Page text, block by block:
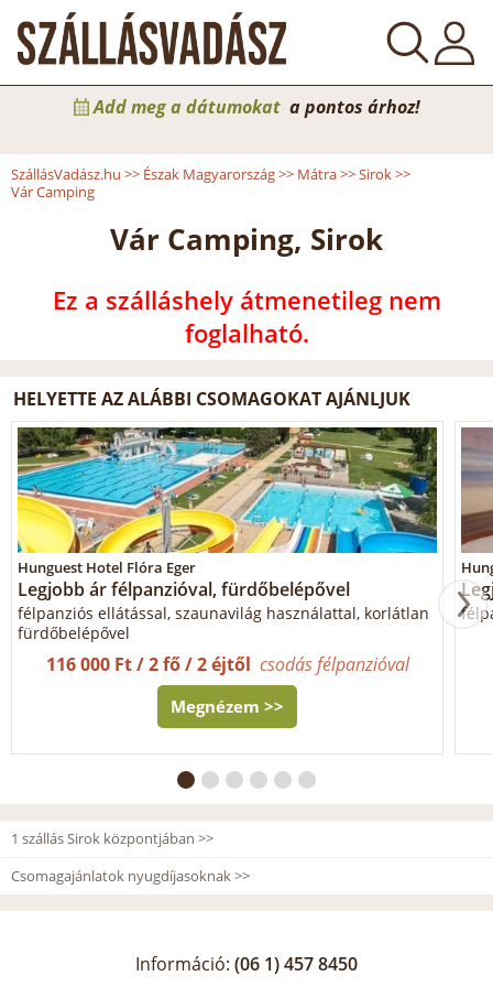
Add meg a dátumokat a pontos árhoz!
SzállásVadász.hu >> Észak Magyarország>> Mátra>>Sirok>>
Vár Camping
Vár Camping, Sirok
Ez a szálláshely átmenetileg nem
foglalható.
HELYETTE AZ ALÁBBI CSOMAGOKAT AJÁNLJUK
Hunguest Hotel Flóra Eger
Legjobb ár félpanzióval, fürdőbelépővel
félpanziós ellátással, szaunavilág használattal, korlátlan
fürdőbelépővel
116 000 Ft / 2 fő / 2 éjtől csodás félpanzióval
Megnézem >>
1 szállás Sirok központjában >>
Csomagajánlatok nyugdíjasoknak >>
Információ: (06 1) 457 8450